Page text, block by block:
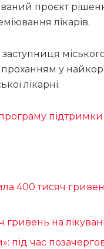
проєкт
лікарів.
у
лікарні.
400 тисяч
гривень на
під час